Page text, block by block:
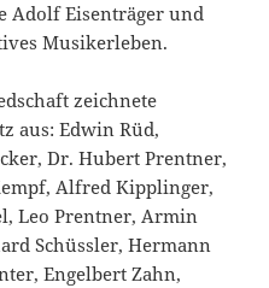
Adolf Eisenträger und
Musikerleben.
zeichnete
aus: Edwin Rüd,
Dr. Hubert Prentner,
Alfred Kipplinger,
Leo Prentner, Armin
Schüssler, Hermann
Engelbert Zahn,